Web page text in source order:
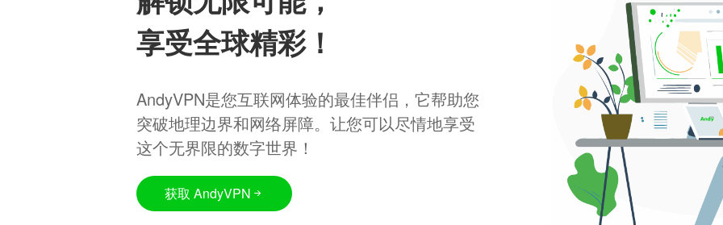
享受全球精彩！
AndyVPN是您互联网体验的最佳伴侣，它帮助您
突破地理边界和网络屏障。让您可以尽情地享受
这个无界限的数字世界！
获取 AndyVPN